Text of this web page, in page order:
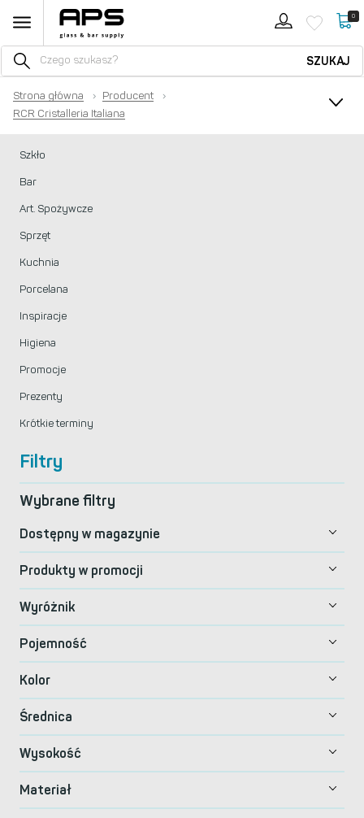
0
SZUKAJ
Strona główna › Producent
›
RCR Cristalleria Italiana
Szkło
Bar
Art. Spożywcze
Sprzęt
Kuchnia
Porcelana
Inspiracje
Higiena
Promocje
Prezenty
Krótkie terminy
Filtry
Wybrane filtry
Dostępny w magazynie
Produkty w promocji
Wyróżnik
Pojemność
Kolor
Średnica
Wysokość
Materiał